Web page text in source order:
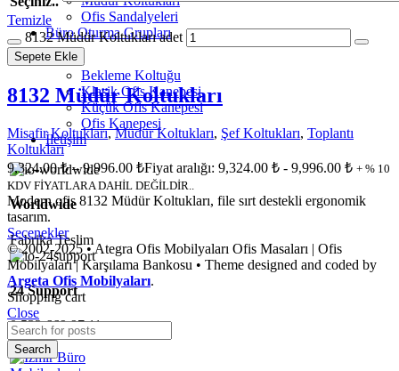
Ofis Sandalyeleri
Büro Oturma Grupları
Bekleme Koltuğu
Klasik Ofis Kanepesi
Küçük Ofis Kanepesi
Ofis Kanepesi
İletişim
Worldwide
Fabrika Teslim
24 Support
0 532 669 97 11
Menu
Temizle
8132 Müdür Koltukları adet
Sepete Ekle
8132 Müdür Koltukları
Misafir Koltukları,Müdür Koltukları, Şef Koltukları, Toplantı
Koltukları
9,324.00₺ –9,996.00 ₺Fiyat aralığı: 9,324.00 ₺ - 9,996.00 ₺ + % 10
KDV FİYATLARA DAHİL DEĞİLDİR..
Modern ofis 8132 Müdür Koltukları, file sırt destekli ergonomik
tasarım.
Seçenekler
© 2002-2025 • Ategra Ofis Mobilyaları Ofis Masaları | Ofis
Mobilyaları | Karşılama Bankosu • Theme designed and coded by
Argeta Ofis Mobilyaları.
Shopping cart
Close
Search